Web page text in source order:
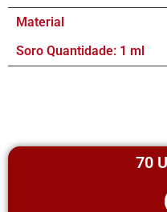
Material
Soro Quantidade: 1 ml
70